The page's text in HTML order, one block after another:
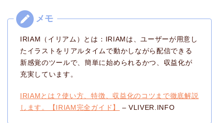
IRIAM（イリアム）とは：IRIAMは、ユーザーが用意し
たイラストをリアルタイムで動かしながら配信できる
新感覚のツールで、簡単に始められるかつ、収益化が
充実しています。
IRIAMとは？使い方、特徴、収益化のコツまで徹底解説
します。【IRIAM完全ガイド】
– VLIVER.INFO